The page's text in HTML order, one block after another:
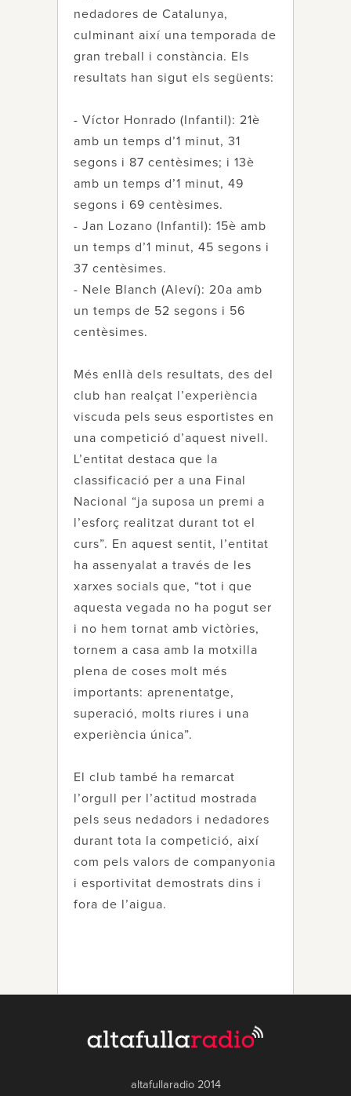
nedadores de Catalunya,
culminant així una temporada de
gran treball i constància. Els
resultats han sigut els següents:
- Víctor Honrado (Infantil): 21è
amb un temps d’1 minut, 31
segons i 87 centèsimes; i 13è
amb un temps d’1 minut, 49
segons i 69 centèsimes.
- Jan Lozano (Infantil): 15è amb
un temps d’1 minut, 45 segons i
37 centèsimes.
- Nele Blanch (Aleví): 20a amb
un temps de 52 segons i 56
centèsimes.
Més enllà dels resultats, des del
club han realçat l’experiència
viscuda pels seus esportistes en
una competició d’aquest nivell.
L’entitat destaca que la
classificació per a una Final
Nacional “ja suposa un premi a
l’esforç realitzat durant tot el
curs”. En aquest sentit, l’entitat
ha assenyalat a través de les
xarxes socials que, “tot i que
aquesta vegada no ha pogut ser
i no hem tornat amb victòries,
tornem a casa amb la motxilla
plena de coses molt més
importants: aprenentatge,
superació, molts riures i una
experiència única”.
El club també ha remarcat
l’orgull per l’actitud mostrada
pels seus nedadors i nedadores
durant tota la competició, així
com pels valors de companyonia
i esportivitat demostrats dins i
fora de l’aigua.
altafullaradio 2014